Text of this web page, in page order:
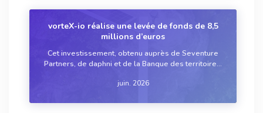
vorteX-io réalise une levée de fonds de 8,5
millions d’euros
Cet investissement, obtenu auprès de Seventure
Partners, de daphni et de la Banque des territoires,
engagés dans la gestion souveraine de la
juin. 2026